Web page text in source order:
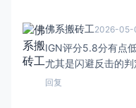
佛系搬砖工2026-05-
IGN评分5.8分有点
尤其是闪避反击的判
回复